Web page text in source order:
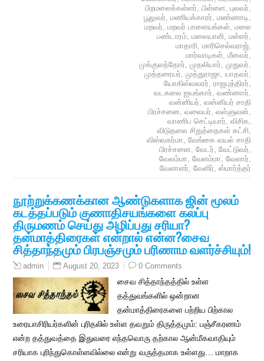
பிறமலைக்கள்ளர், பிள்ளை, புலவர்,
பூலுவர், மணியக்காரர், மண்ணாடி,
மறவர், மறவர் பாளையங்கள், மலை
பண்டாரம், மலையாளி, மள்ளர்,
மாதாரி, மாரிசெல்வராஜ்,
மார்வாடிகள், மீனவர்,
முக்குலத்தோர், முதலியார், முதுவர்,
முத்தரையர், முத்துராஜா, யாதவர்,
யோகிஸ்வவரர், ராஜபுத்திரர்,
வடகலை ஐயங்கார், வண்ணார்,
வன்னியர், வன்னியர் சாதி
பிரச்சனை, வலையர், வள்ளுவன்,
வாணிப செட்டியார், விசிக,
விடுதலை சிறுத்தைகள் கட்சி,
விஸ்வகர்மா, வேங்கை வயல் சாதி
பிரச்சனை, வேடர், வேட்டுவர்,
வேலம்மா, வேளம்மா, வேளார்,
வேளாளர், வேளிர், ஸ்மார்த்தர்
நூற்றுக்கணக்கான ஆண்டுகளாக ஜின் மூலம்
கடத்தப்படும் குணாதிசயங்களை கலப்பு
திருமணம் செய்து அழிப்பது சரியா?
தன்மாத்திரைகள் என்றால் என்ன?சைவ
சித்தாந்தமும் பிரபஞ்சமும் பரிணாம வளர்ச்சியும்!
admin August 20, 2023 0 Comments
சைவ சித்தாந்தத்தில் உள்ள
தத்துவங்களில் ஒன்றான
தன்மாத்திரைகளை பற்றிய பிற்கால
உரையாசிரியர்களின் புரிதலில் உள்ள தவறும் திருத்தமும்: பஞ்சீகரணம்
என்ற தத்துவத்தை இதுவரை எந்தவொரு தற்கால ஆன்மீகவாதியும்
சரியாக புரிந்துகொள்ளவில்லை என்று வருத்தமாக உள்ளது… மாறாக